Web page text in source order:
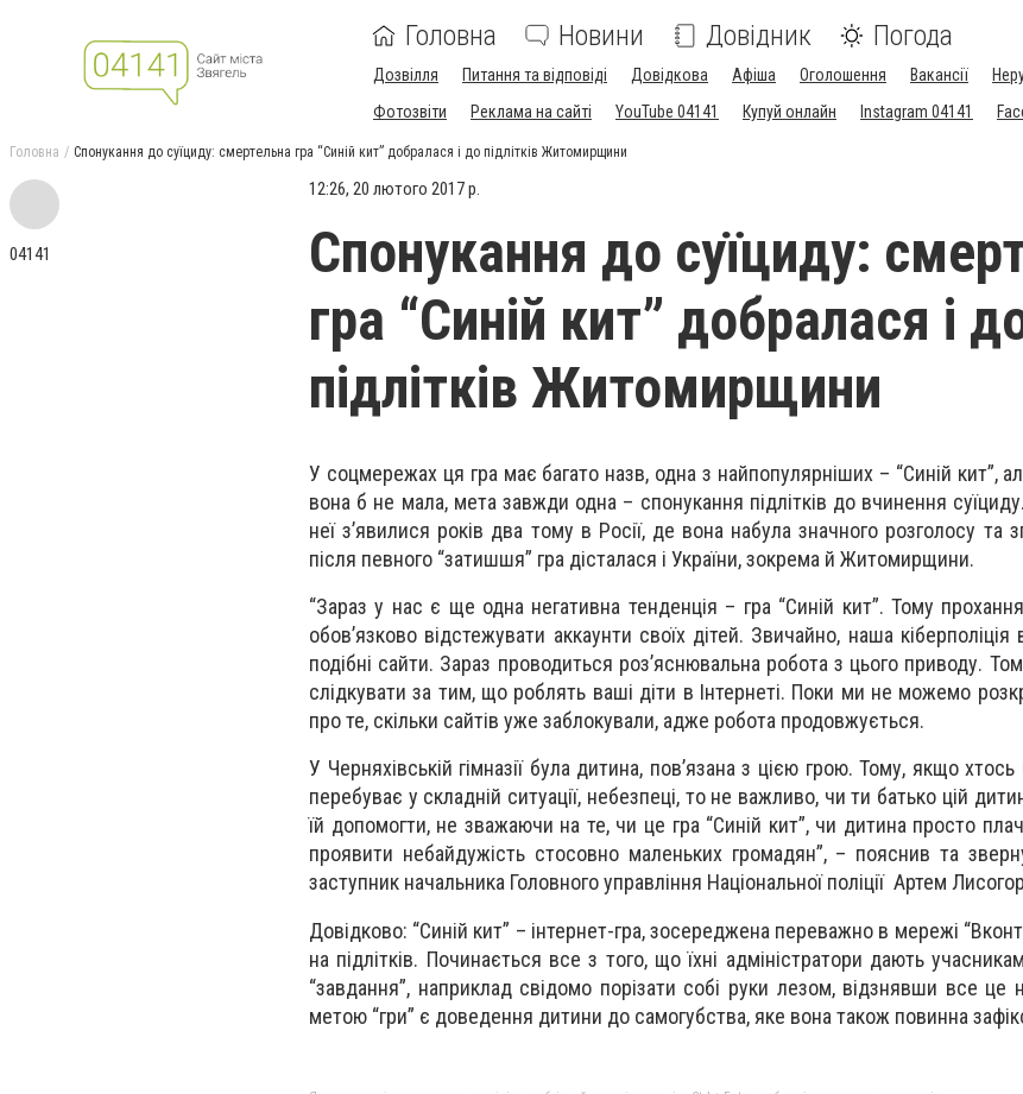
Головна Новини Довідник Погода
Дозвілля Питання та відповіді Довідкова Афіша Оголошення Вакансії
Фотозвіти
Реклама на сайті YouTube 04141 Купуй онлайн Instagram 04141
Головна Спонукання до суїциду: смертельна гра “Синій кит” добралася і до підлітків Житомирщини
04141
12:26, 20 лютого 2017 р.
Спонукання до суїциду:
гра “Синій кит” добралася і
підлітків Житомирщини
У соцмережах ця гра має багато назв, одна з найпопулярніших – “Синій кит”,
вона б не мала, мета завжди одна – спонукання підлітків до вчинення
неї з’явилися років два тому в Росії, де вона набула значного розголосу та
після певного “затишшя” гра дісталася і України, зокрема й Житомирщини.
“Зараз у нас є ще одна негативна тенденція – гра “Синій кит”. Тому
обов’язково відстежувати аккаунти своїх дітей. Звичайно, наша
подібні сайти. Зараз проводиться роз’яснювальна робота з цього приводу.
слідкувати за тим, що роблять ваші діти в Інтернеті. Поки ми не можемо
про те, скільки сайтів уже заблокували, адже робота продовжується.
У Черняхівській гімназії була дитина, пов’язана з цією грою. Тому, якщо
перебуває у складній ситуації, небезпеці, то не важливо, чи ти батько цій
їй допомогти, не зважаючи на те, чи це гра “Синій кит”, чи дитина просто
проявити небайдужість стосовно маленьких громадян”, – пояснив та
заступник начальника Головного управління Національної поліції Артем
Довідково: “Синій кит” – інтернет-гра, зосереджена переважно в мережі
на підлітків. Починається все з того, що їхні адміністратори дають
“завдання”, наприклад свідомо порізати собі руки лезом, відзнявши все це
метою “гри” є доведення дитини до самогубства, яке вона також повинна